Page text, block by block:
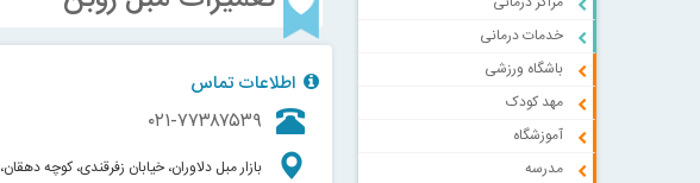
خدمات درمانی
باشگاه ورزشی
مهد کودک
آموزشگاه
مدرسه
اطلاعات تماس
۰۲۱-۷۷۳۸۷۵۳۹
بازار مبل دلاوران، خیابان زفرقندی، کوچه دهقان،